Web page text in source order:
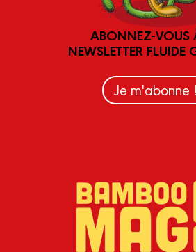
ABONNEZ-VOUS
NEWSLETTER
Je m'abonne !